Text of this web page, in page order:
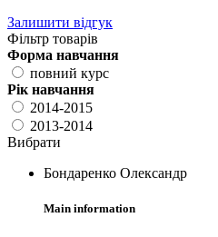
Залишити відгук
Фільтр товарів
Форма навчання
повний курс
Рік навчання
2014-2015
2013-2014
Вибрати
Бондаренко Олександр
Main information